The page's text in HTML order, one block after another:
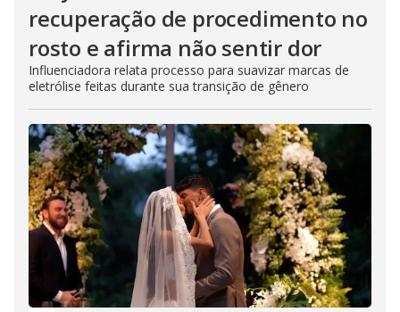
recuperação de procedimento no
rosto e afirma não sentir dor
Influenciadora relata processo para suavizar marcas de
eletrólise feitas durante sua transição de gênero